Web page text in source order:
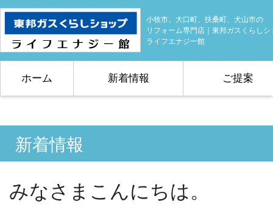
小牧市、大口町、扶桑町、犬山市の
リフォーム専門店｜東邦ガスくらしシ
ライフエナジー館
ホーム 新着情報 ご提案
新着情報
みなさまこんにちは。